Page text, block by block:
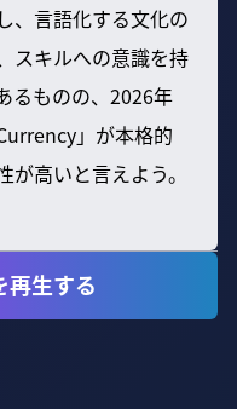
、言語化する文化の
スキルへの意識を持
るものの、2026年
」が本格的
高いと言えよう。
再生する